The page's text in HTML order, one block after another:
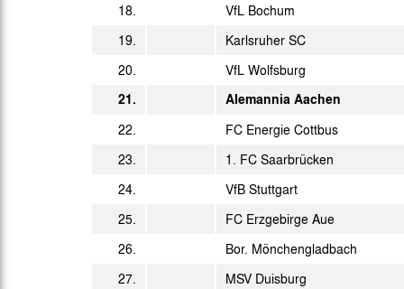
Mo. 06.03.2006
20:15 Uhr
18:00 Uhr
Fr. 17.03.2006
Fr. 24.03.2006
Mi. 29.03.2006
18:00 Uhr
20:15 Uhr
Fr. 07.04.2006
19:00 Uhr
Di. 11.04.2006
18. VfL Bochum
19. Karlsruher SC
20. VfL Wolfsburg
21.
Alemannia Aachen
22. FC Energie Cottbus
23. 1. FC Saarbrücken
24. VfB Stuttgart
25. FC Erzgebirge Aue
26. Bor. Mönchengladbach
27. MSV Duisburg